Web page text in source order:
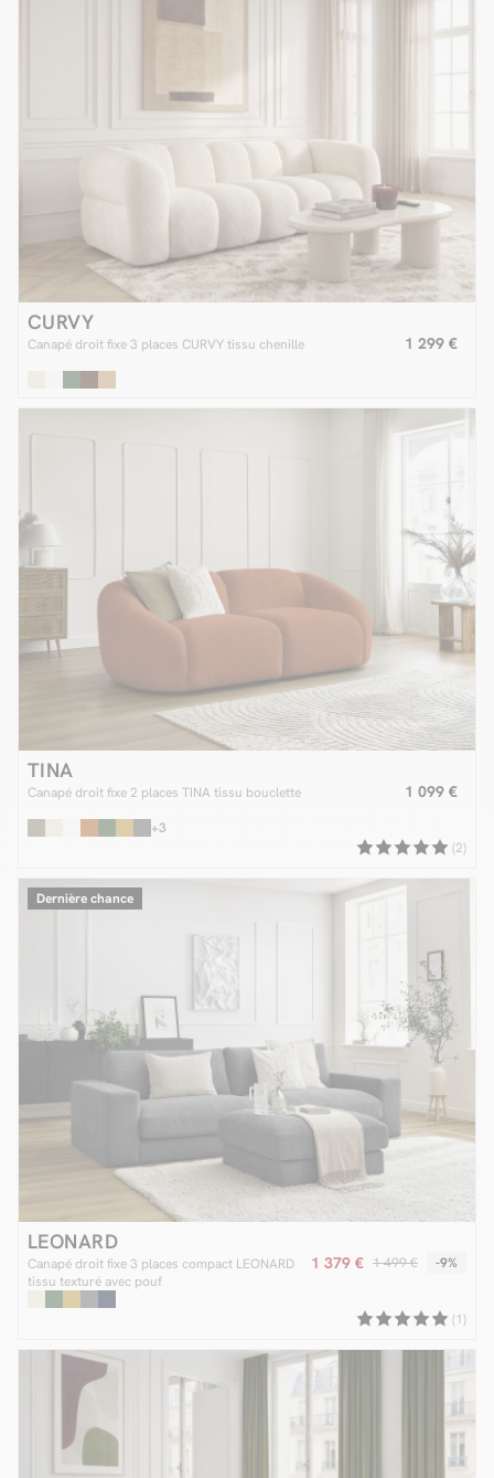
CURVY
Canapé droit fixe 3 places CURVY tissu chenille 1 299 €
TINA
Canapé droit fixe 2 places TINA tissu bouclette 1 099 €
+3
(2)
Dernière chance
LEONARD
Canapé droit fixe 3 places compact LEONARD
tissu texturé avec pouf
1 379 € 1 499 € -9%
(1)